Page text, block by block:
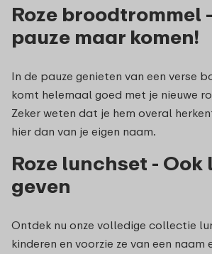
Roze broodtrommel
pauze maar komen!
In de pauze genieten van een verse
komt helemaal goed met je nieuwe
Zeker weten dat je hem overal
hier dan van je eigen naam.
Roze lunchset - Ook
geven
Ontdek nu onze volledige collectie
kinderen en voorzie ze van een